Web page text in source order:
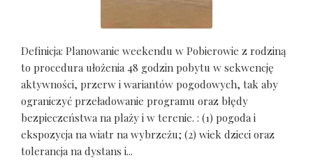
Definicja: Planowanie weekendu w Pobierowie z rodziną
to procedura ułożenia 48 godzin pobytu w sekwencję
aktywności, przerw i wariantów pogodowych, tak aby
ograniczyć przeładowanie programu oraz błędy
bezpieczeństwa na plaży i w terenie. : (1) pogoda i
ekspozycja na wiatr na wybrzeżu; (2) wiek dzieci oraz
tolerancja na dystans i...